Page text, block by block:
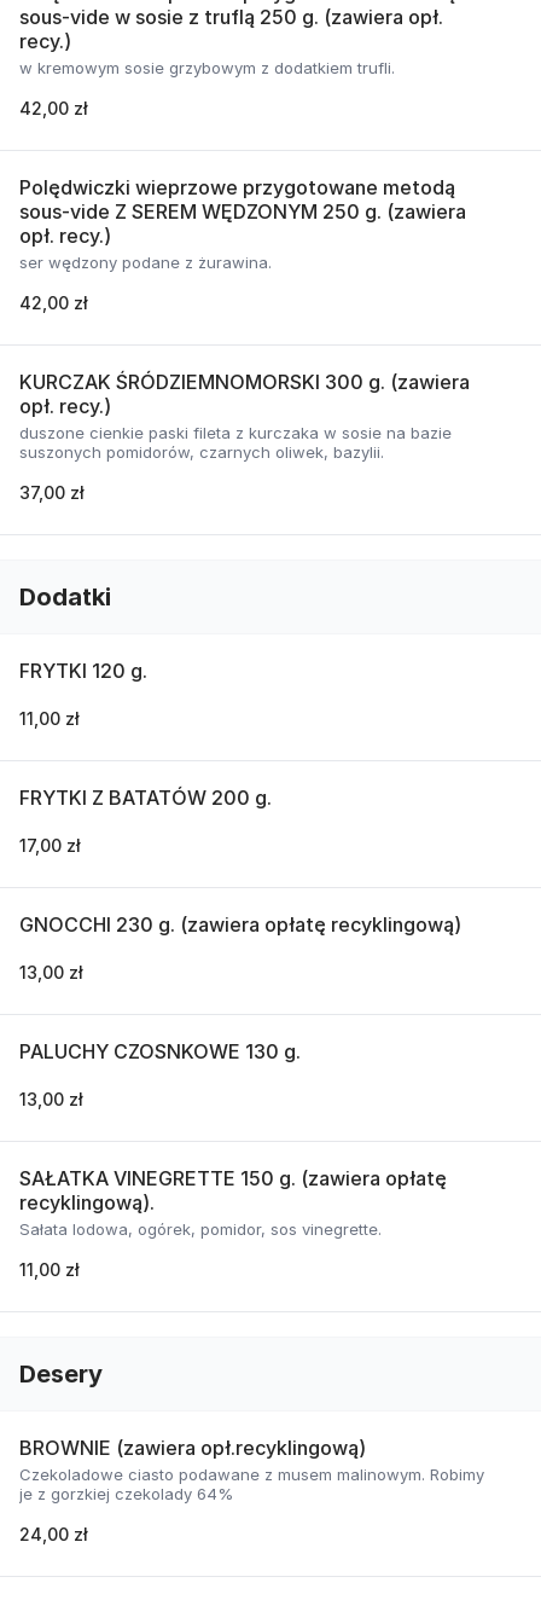
sous-vide w sosie z truflą 250 g. (zawiera opł.
recy.)
w kremowym sosie grzybowym z dodatkiem trufli.
42,00 zł
Polędwiczki wieprzowe przygotowane metodą
sous-vide Z SEREM WĘDZONYM 250 g. (zawiera
opł. recy.)
ser wędzony podane z żurawina.
42,00 zł
KURCZAK ŚRÓDZIEMNOMORSKI 300 g. (zawiera
opł. recy.)
duszone cienkie paski fileta z kurczaka w sosie na bazie
suszonych pomidorów, czarnych oliwek, bazylii.
37,00 zł
Dodatki
FRYTKI 120 g.
11,00 zł
FRYTKI Z BATATÓW 200 g.
17,00 zł
GNOCCHI 230 g. (zawiera opłatę recyklingową)
13,00 zł
PALUCHY CZOSNKOWE 130 g.
13,00 zł
SAŁATKA VINEGRETTE 150 g. (zawiera opłatę
recyklingową).
Sałata lodowa, ogórek, pomidor, sos vinegrette.
11,00 zł
Desery
BROWNIE (zawiera opł.recyklingową)
Czekoladowe ciasto podawane z musem malinowym. Robimy
je z gorzkiej czekolady 64%
24,00 zł